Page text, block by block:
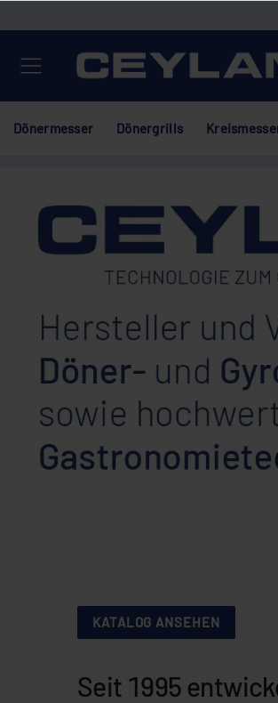
Dönermesser Dönergrills
KATALOG ANSEHEN
Seit 1995